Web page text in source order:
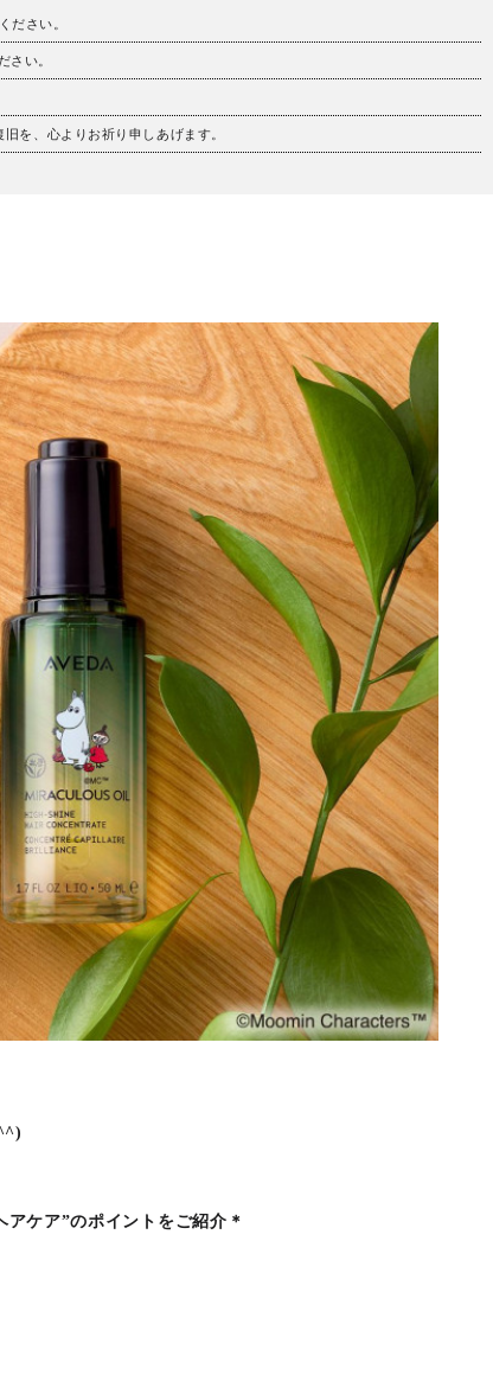
ださい。
さい。
を、心よりお祈り申しあげます。
ケア”のポイントをご紹介＊